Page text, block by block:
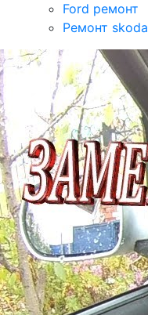
Ford ремонт
Ремонт skoda